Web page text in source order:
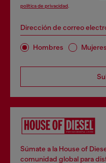
política de privacidad
Dirección de correo
Hombres Mujeres
Súmate a la House of
comunidad global para